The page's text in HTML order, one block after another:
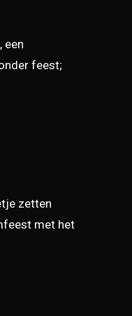
een
feest;
zetten
met het